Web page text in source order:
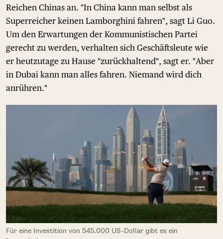
Reichen Chinas an. "In China kann man selbst als
Superreicher keinen Lamborghini fahren", sagt Li Guo.
Um den Erwartungen der Kommunistischen Partei
gerecht zu werden, verhalten sich Geschäftsleute wie
er heutzutage zu Hause "zurückhaltend", sagt er. "Aber
in Dubai kann man alles fahren. Niemand wird dich
anrühren."
Für eine Investition von 545.000 US-Dollar gibt es ein